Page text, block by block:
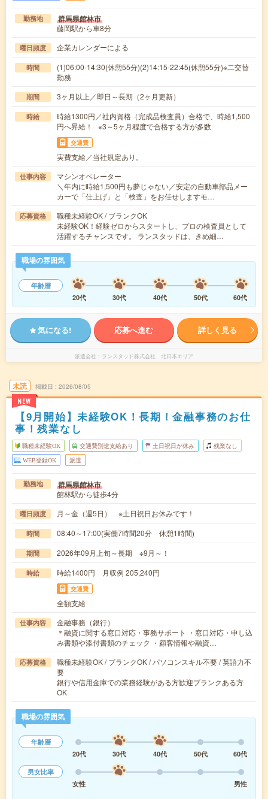
勤務地 群馬県館林市
藤岡駅から車8分
曜日頻度 企業カレンダーによる
時間
(1)06:00-14:30(休憩55分)(2)14:15-22:45(休憩55分)※二交替
勤務
期間 3ヶ月以上／即日～長期（2ヶ月更新）
時給
時給1300円／社内資格（完成品検査員）合格で、時給1,500
円へ昇給！ ※3～5ヶ月程度で合格する方が多数
交通費
実費支給／当社規定あり。
仕事内容
マシンオペレーター
＼年内に時給1,500円も夢じゃない／安定の自動車部品メー
カーで「仕上げ」と「検査」をお任せしますモ…
応募資格
職種未経験OK / ブランクOK
未経験OK！経験ゼロからスタートし、プロの検査員として
活躍するチャンスです。 ランスタッドは、きめ細…
職場の雰囲気
年齢層
20代
30代 40代 50代 60代
気になる! 応募へ進む 詳しく見る
派遣会社 ランスタッド株式会社 北日本エリア
未読
NEW
掲載日 2026/08/05
【9月開始】未経験OK！長期！金融事務のお仕
事！残業なし
職種未経験OK 交通費別途支給あり 土日祝日が休み 残業なし
WEB登録OK 派遣
勤務地 群馬県館林市
館林駅から徒歩4分
曜日頻度 月～金（週5日） ※土日祝日お休みです！
時間 08:40～17:00(実働7時間20分 休憩1時間)
期間 2026年09月上旬～長期 ※9月～！
時給 時給1400円 月収例 205,240円
交通費
全額支給
仕事内容
金融事務（銀行）
＊融資に関する窓口対応・事務サポート ・窓口対応・申し込
み書類や添付書類のチェック ・顧客情報や融資…
応募資格
職種未経験OK / ブランクOK / パソコンスキル不要 / 英語力不
要
銀行や信用金庫での業務経験がある方歓迎ブランクある方
OK
職場の雰囲気
年齢層
20代
30代 40代 50代
60代
男女比率
女性
男性